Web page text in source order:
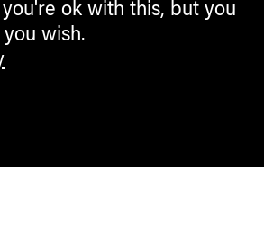
ok with this, but you
wish.